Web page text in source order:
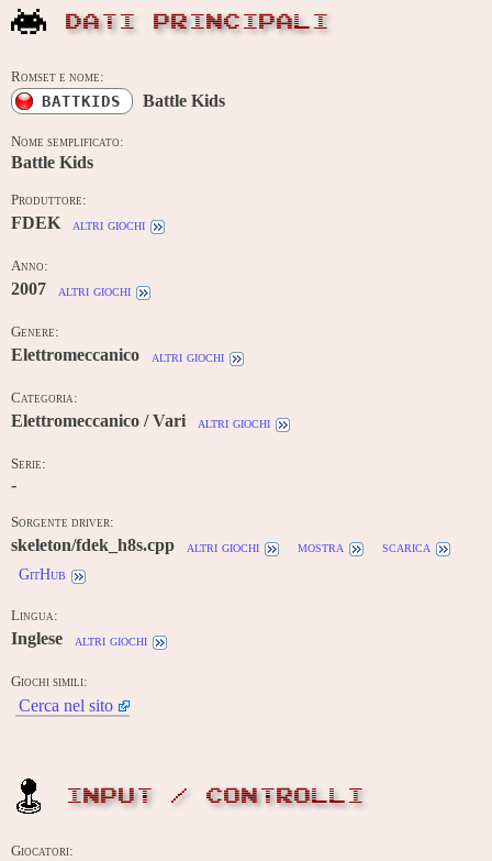
DATI PRINCIPALI
Romset e nome:
BATTKIDS Battle Kids
Nome semplificato:
Battle Kids
Produttore:
FDEK altri giochi
Anno:
2007 altri giochi
Genere:
Elettromeccanico altri giochi
Categoria:
Elettromeccanico / Vari altri giochi
Serie:
-
Sorgente driver:
skeleton/fdek_h8s.cpp altri giochi mostra
scarica
GitHub
Lingua:
Inglese altri giochi
Giochi simili:
Cerca nel sito
INPUT / CONTROLLI
Giocatori: